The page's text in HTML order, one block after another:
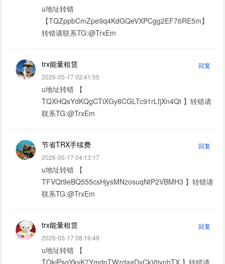
u地址转错
【TQZppbCmZpe9q4KdGQeVXPCgg2EF76RE5m】
转错请联系TG:@TrxEm
trx能量租赁
回复
2026-05-17 02:41:55
u地址转错 【
TQXHQsYdKQgCTiXGy8CGLTc91rLfjXn4Qt 】转错请
联系TG:@TrxEm
节省TRX手续费
回复
2026-05-17 04:13:17
u地址转错 【
TFVQt9eBQ555csHjysMNzosuqNtP2VBMH3 】转错请
联系TG:@TrxEm
trx能量租赁
回复
2026-05-17 08:16:49
u地址转错 【